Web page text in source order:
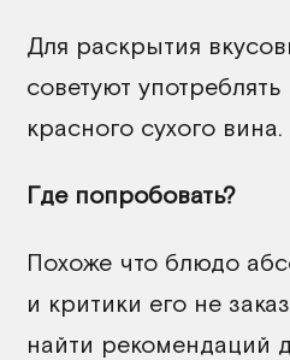
Для раскрытия
советуют
красного сухого вина.
Где попробовать?
Похоже что блюдо
и критики его не
найти рекомендаций